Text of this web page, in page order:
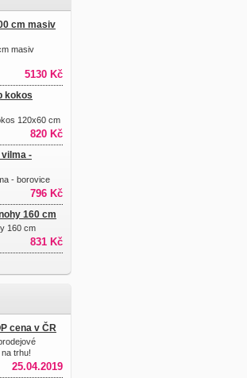
cm masiv
masiv
5130 Kč
kokos
120x60 cm
820 Kč
-
- borovice
796 Kč
160 cm
160 cm
831 Kč
cena v ČR
trhu!
25.04.2019